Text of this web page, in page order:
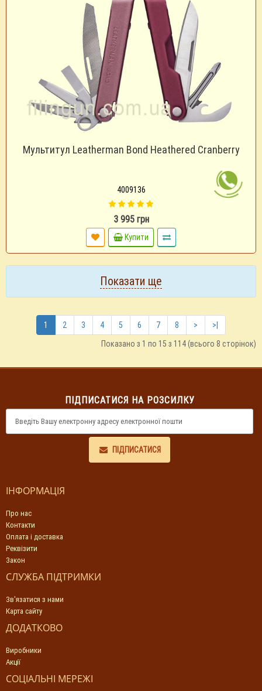
Мультитул Leatherman Bond Heathered Cranberry
4009136
3 995 грн
Купити
Показати ще
1 2 3 4 5 6 7 8 >
>|
Показано з 1 по 15 з 114 (всього 8 сторінок)
ПІДПИСАТИСЯ НА РОЗСИЛКУ
ПІДПИСАТИСЯ
ІНФОРМАЦІЯ
Про нас
Контакти
Оплата і доставка
Реквізити
Закон
СЛУЖБА ПІДТРИМКИ
Зв'язатися з нами
Карта сайту
ДОДАТКОВО
Виробники
Акції
СОЦІАЛЬНІ МЕРЕЖІ